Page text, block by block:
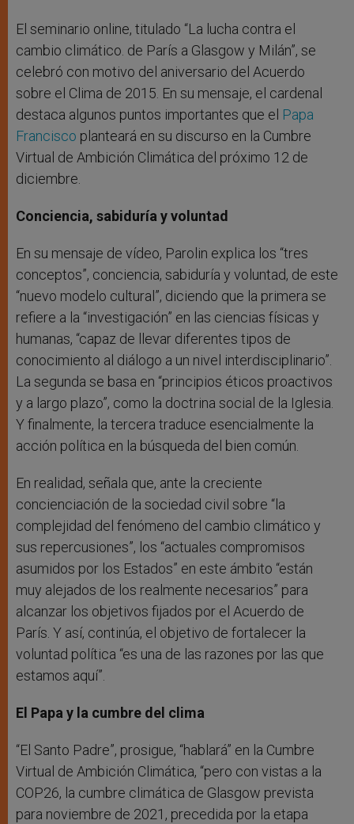
El seminario online, titulado “La lucha contra el
cambio climático. de París a Glasgow y Milán”, se
celebró con motivo del aniversario del Acuerdo
sobre el Clima de 2015. En su mensaje, el cardenal
destaca algunos puntos importantes que el Papa
Francisco planteará en su discurso en la Cumbre
Virtual de Ambición Climática del próximo 12 de
diciembre.
Conciencia, sabiduría y voluntad
En su mensaje de vídeo, Parolin explica los “tres
conceptos”, conciencia, sabiduría y voluntad, de este
“nuevo modelo cultural”, diciendo que la primera se
refiere a la “investigación” en las ciencias físicas y
humanas, “capaz de llevar diferentes tipos de
conocimiento al diálogo a un nivel interdisciplinario”.
La segunda se basa en “principios éticos proactivos
y a largo plazo”, como la doctrina social de la Iglesia.
Y finalmente, la tercera traduce esencialmente la
acción política en la búsqueda del bien común.
En realidad, señala que, ante la creciente
concienciación de la sociedad civil sobre “la
complejidad del fenómeno del cambio climático y
sus repercusiones”, los “actuales compromisos
asumidos por los Estados” en este ámbito “están
muy alejados de los realmente necesarios” para
alcanzar los objetivos fijados por el Acuerdo de
París. Y así, continúa, el objetivo de fortalecer la
voluntad política “es una de las razones por las que
estamos aquí”.
El Papa y la cumbre del clima
“El Santo Padre”, prosigue, “hablará” en la Cumbre
Virtual de Ambición Climática, “pero con vistas a la
COP26, la cumbre climática de Glasgow prevista
para noviembre de 2021, precedida por la etapa